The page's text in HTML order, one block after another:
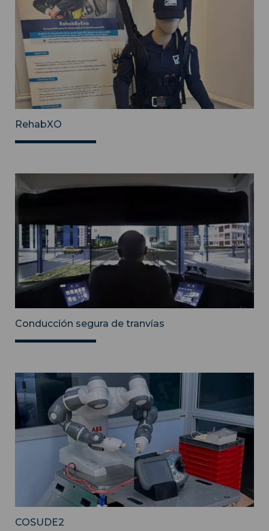
RehabXO
Conducción segura de tranvías
COSUDE2